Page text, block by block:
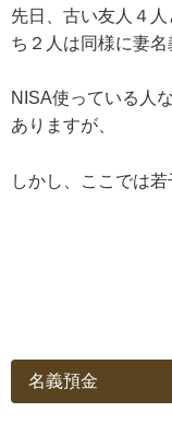
先日、古い友人４
ち２人は同様に妻名
NISA使っている人
ありますが、
しかし、ここでは若
名義預金